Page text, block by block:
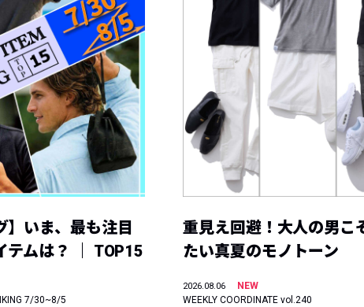
】いま、最も注目
テムは？ ｜ TOP15
7/30~8/5
重見え回避！大人の男こ
たい真夏のモノトーン
2026.08.06
NEW
WEEKLY COORDINATE vol.240